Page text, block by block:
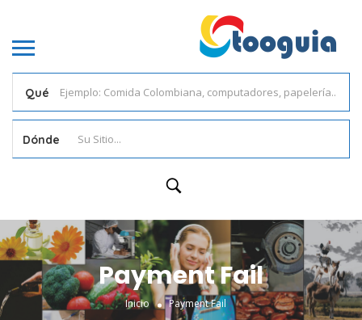
Qué
Dónde
Payment Fail
Inicio Payment Fail